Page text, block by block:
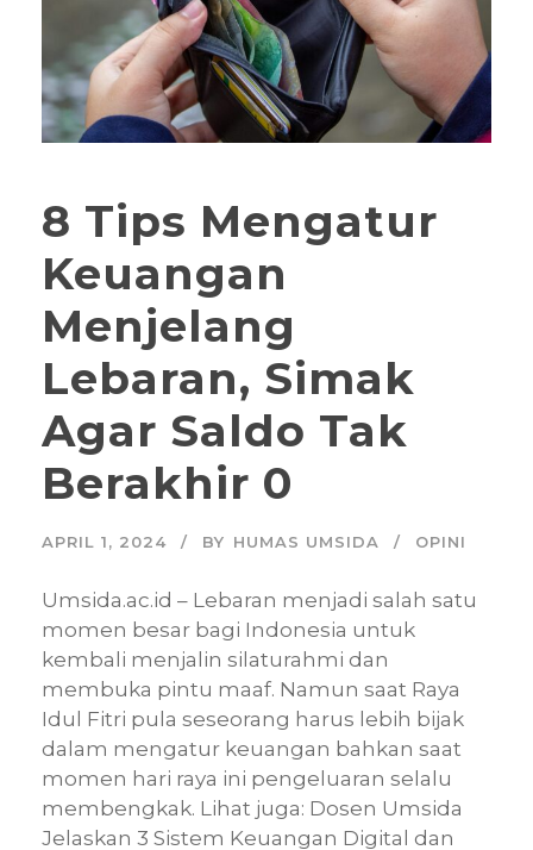
8 Tips Mengatur
Keuangan
Menjelang
Lebaran, Simak
Agar Saldo Tak
Berakhir 0
APRIL 1, 2024 BY HUMAS UMSIDA OPINI
Umsida.ac.id – Lebaran menjadi salah satu
momen besar bagi Indonesia untuk
kembali menjalin silaturahmi dan
membuka pintu maaf. Namun saat Raya
Idul Fitri pula seseorang harus lebih bijak
dalam mengatur keuangan bahkan saat
momen hari raya ini pengeluaran selalu
membengkak. Lihat juga: Dosen Umsida
Jelaskan 3 Sistem Keuangan Digital dan